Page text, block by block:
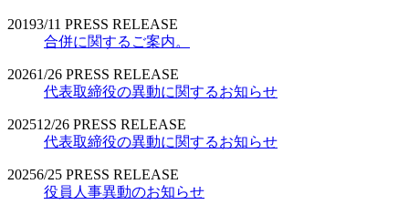
20193/11 PRESS RELEASE
合併に関するご案内。
20261/26 PRESS RELEASE
代表取締役の異動に関するお知らせ
202512/26 PRESS RELEASE
代表取締役の異動に関するお知らせ
20256/25 PRESS RELEASE
役員人事異動のお知らせ